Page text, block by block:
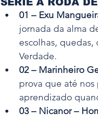
01 – Exu
jornada da alma
escolhas,
Verdade.
02 – Marinheiro
prova que até
aprendizado
03 – Nicanor –